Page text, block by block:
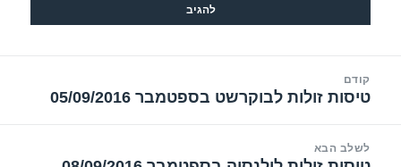
קודם
הפוסט
טיסות זולות לבוקרשט בספטמבר 05/09/2016
לשלב הבא